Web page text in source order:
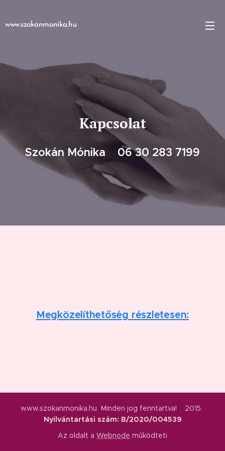
www.szokanmonika.hu
Kapcsolat
Szokán Mónika 06 30 283 7199
Megközelíthetőség részletesen:
www.szokanmonika.hu Minden jog fenntartva! 2015.
Nyilvántartási szám: B/2020/004539
Az oldalt a Webnode működteti